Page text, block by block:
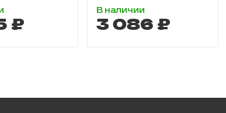
₽
В наличии
3 086 ₽